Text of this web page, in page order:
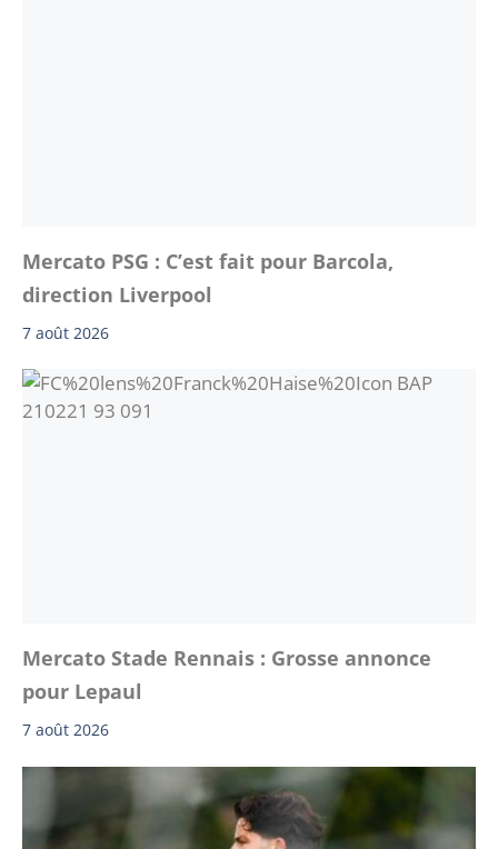
Mercato PSG : C’est fait pour Barcola,
direction Liverpool
7 août 2026
Mercato Stade Rennais : Grosse annonce
pour Lepaul
7 août 2026